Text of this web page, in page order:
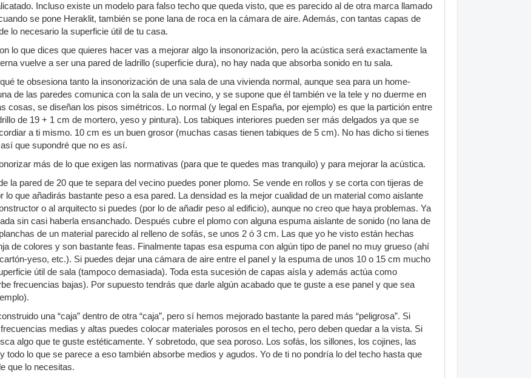
Incluso existe un modelo para falso techo que queda visto, que es parecido al de otra marca llamado
se pone Heraklit, también se pone lana de roca en la cámara de aire. Además, con tantas capas de
lo necesario la superficie útil de tu casa.
lo que dices que quieres hacer vas a mejorar algo la insonorización, pero la acústica será exactamente la
vuelve a ser una pared de ladrillo (superficie dura), no hay nada que absorba sonido en tu sala.
te obsesiona tanto la insonorización de una sala de una vivienda normal, aunque sea para un home-
de las paredes comunica con la sala de un vecino, y se supone que él también ve la tele y no duerme en
cosas, se diseñan los pisos simétricos. Lo normal (y legal en España, por ejemplo) es que la partición entre
de 19 + 1 cm de mortero, yeso y pintura). Los tabiques interiores pueden ser más delgados ya que se
a ti mismo. 10 cm es un buen grosor (muchas casas tienen tabiques de 5 cm). No has dicho si tienes
que supondré que no es así.
más de lo que exigen las normativas (para que te quedes mas tranquilo) y para mejorar la acústica.
la pared de 20 que te separa del vecino puedes poner plomo. Se vende en rollos y se corta con tijeras de
lo que añadirás bastante peso a esa pared. La densidad es la mejor cualidad de un material como aislante
o al arquitecto si puedes (por lo de añadir peso al edificio), aunque no creo que haya problemas. Ya
sin casi haberla ensanchado. Después cubre el plomo con alguna espuma aislante de sonido (no lana de
de un material parecido al relleno de sofás, se unos 2 ó 3 cm. Las que yo he visto están hechas
de colores y son bastante feas. Finalmente tapas esa espuma con algún tipo de panel no muy grueso (ahí
yeso, etc.). Si puedes dejar una cámara de aire entre el panel y la espuma de unos 10 o 15 cm mucho
útil de sala (tampoco demasiada). Toda esta sucesión de capas aísla y además actúa como
frecuencias bajas). Por supuesto tendrás que darle algún acabado que te guste a ese panel y que sea
una “caja” dentro de otra “caja”, pero sí hemos mejorado bastante la pared más “peligrosa”. Si
medias y altas puedes colocar materiales porosos en el techo, pero deben quedar a la vista. Si
algo que te guste estéticamente. Y sobretodo, que sea poroso. Los sofás, los sillones, los cojines, las
todo lo que se parece a eso también absorbe medios y agudos. Yo de ti no pondría lo del techo hasta que
que lo necesitas.